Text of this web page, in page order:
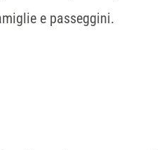
e passeggini.